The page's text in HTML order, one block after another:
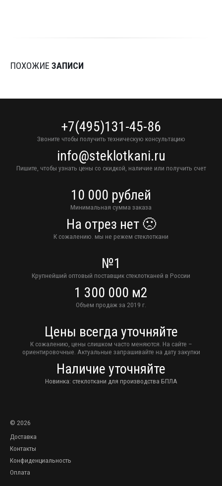
ПОХОЖИЕ ЗАПИСИ
+7(495)131-45-86
Звоните чтобы получить техническую консультацию
info@steklotkani.ru
Пишите, чтобы узнать цены со скидкой, наличие или получить счет
10 000 рублей
Минимальная сумма заказа
На отрез нет 🙁
К сожалению. мы не режем стеклоткани
№1
Крупнейший оптовый поставщик стеклотканей в России
1 300 000 м2
Объем продаж за 2019 г.
Цены всегда уточняйте
К сожалению, цены слишком часто меняются. На сайте –
ориентировочные. Актуальные запрашивайте на дату закупки
Наличие уточняйте
Новинка: стеклоткани для производства БПЛА
© 2026
Доставка
Контакты
Конфиденциальность
Оплата